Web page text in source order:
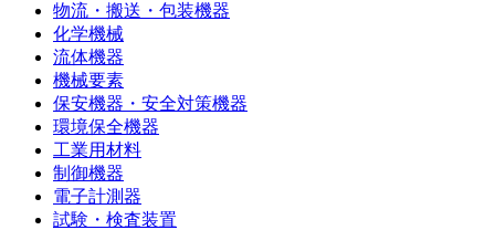
物流・搬送・包装機器
化学機械
流体機器
機械要素
保安機器・安全対策機器
環境保全機器
工業用材料
制御機器
電子計測器
試験・検査装置